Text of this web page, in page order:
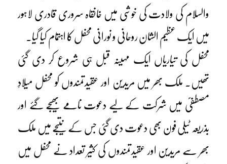
والسلام کی ولادت کی خوشی میں خانقاہ سروری قادری لاہور
میں ایک عظیم الشان روحانی و نورانی محفل کا اہتمام کیا گیا۔
محفل کی تیاریاں ایک مہینہ قبل ہی شروع کر دی گئی
تھیں۔ ملک بھر میں مریدین اور عقیدتمندوں کو محفل میلادِ
مصطفیؐ میں شرکت کے لیے دعوت نامے بھیجے گئے اور
بذریعہ ٹیلی فون بھی دعوت دی گئی جس کے نتیجے میں ملک
بھر سے مریدین اور عقیدتمندوں کی کثیر تعداد نے محفل میں